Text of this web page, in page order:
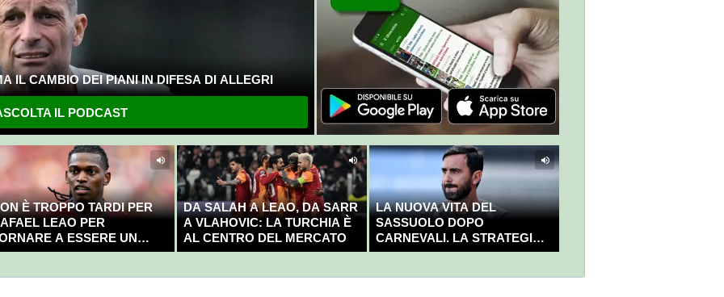
IL CAMBIO DEI PIANI IN DIFESA DI ALLEGRI
IL PODCAST
È TROPPO TARDI PER
LEAO PER
A ESSERE UN
DA SALAH A LEAO, DA SARR
A VLAHOVIC: LA TURCHIA È
AL CENTRO DEL MERCATO
LA NUOVA VITA DEL
SASSUOLO DOPO
CARNEVALI. LA STRATEGIA È
GIÀ CHIARA E DECISA